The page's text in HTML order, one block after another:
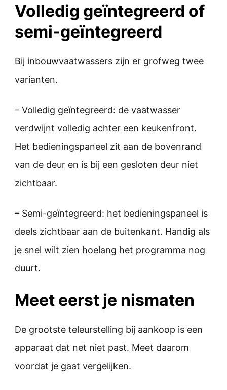
Volledig geïntegreerd of
semi-geïntegreerd
Bij inbouwvaatwassers zijn er grofweg twee
varianten.
– Volledig geïntegreerd: de vaatwasser
verdwijnt volledig achter een keukenfront.
Het bedieningspaneel zit aan de bovenrand
van de deur en is bij een gesloten deur niet
zichtbaar.
– Semi-geïntegreerd: het bedieningspaneel is
deels zichtbaar aan de buitenkant. Handig als
je snel wilt zien hoelang het programma nog
duurt.
Meet eerst je nismaten
De grootste teleurstelling bij aankoop is een
apparaat dat net niet past. Meet daarom
voordat je gaat vergelijken.